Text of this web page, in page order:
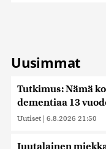
Uusimmat
Tutkimus: Nämä
dementiaa 13
Uutiset | 6.8.2026 21:50